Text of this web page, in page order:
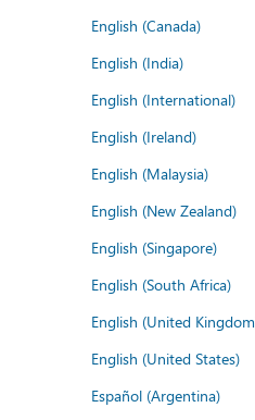
English (Canada)
English (India)
English (International)
English (Ireland)
English (Malaysia)
English (New Zealand)
English (Singapore)
English (South Africa)
English (United
English (United States)
Español (Argentina)